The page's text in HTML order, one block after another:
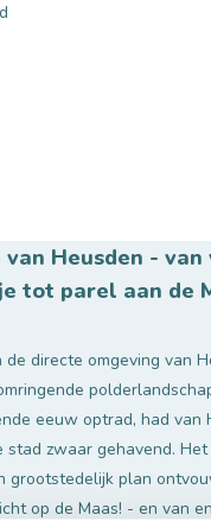
Heusden -
tot parel aan de
directe omgeving van
eeuw optrad, had
zwaar gehavend.
plan
op de Maas! - en van